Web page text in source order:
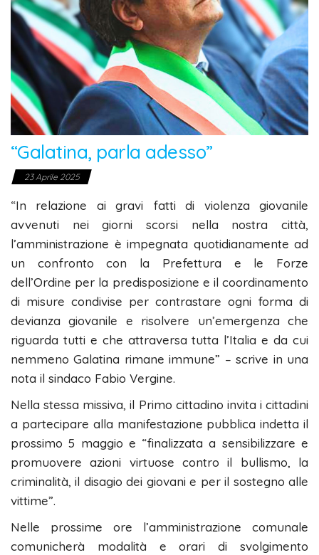
“Galatina, parla adesso”
23 Aprile 2025
“In relazione ai gravi fatti di violenza giovanile
avvenuti nei giorni scorsi nella nostra città,
l’amministrazione è impegnata quotidianamente ad
un confronto con la Prefettura e le Forze
dell’Ordine per la predisposizione e il coordinamento
di misure condivise per contrastare ogni forma di
devianza giovanile e risolvere un’emergenza che
riguarda tutti e che attraversa tutta l’Italia e da cui
nemmeno Galatina rimane immune” – scrive in una
nota il sindaco Fabio Vergine.
Nella stessa missiva, il Primo cittadino invita i cittadini
a partecipare alla manifestazione pubblica indetta il
prossimo 5 maggio e “finalizzata a sensibilizzare e
promuovere azioni virtuose contro il bullismo, la
criminalità, il disagio dei giovani e per il sostegno alle
vittime”.
Nelle prossime ore l’amministrazione comunale
comunicherà modalità e orari di svolgimento